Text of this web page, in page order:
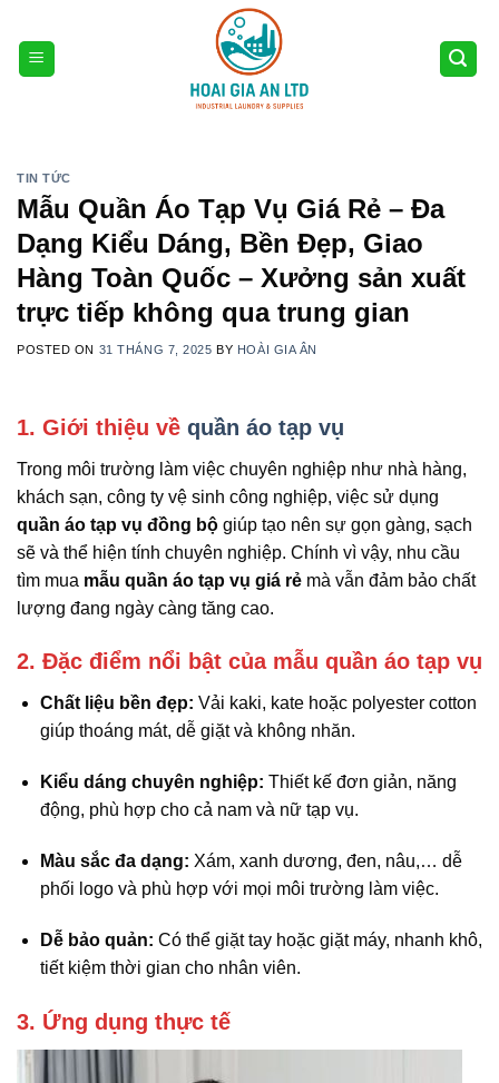
content
TIN TỨC
Mẫu Quần Áo Tạp Vụ Giá Rẻ – Đa
Dạng Kiểu Dáng, Bền Đẹp, Giao
Hàng Toàn Quốc – Xưởng sản xuất
trực tiếp không qua trung gian
POSTED ON 31 THÁNG 7, 2025 BY HOÀI GIA ÂN
1. Giới thiệu về quần áo tạp vụ
Trong môi trường làm việc chuyên nghiệp như nhà hàng,
khách sạn, công ty vệ sinh công nghiệp, việc sử dụng
quần áo tạp vụ đồng bộ giúp tạo nên sự gọn gàng, sạch
sẽ và thể hiện tính chuyên nghiệp. Chính vì vậy, nhu cầu
tìm mua mẫu quần áo tạp vụ giá rẻ mà vẫn đảm bảo chất
lượng đang ngày càng tăng cao.
2. Đặc điểm nổi bật của mẫu quần áo tạp vụ
Chất liệu bền đẹp: Vải kaki, kate hoặc polyester cotton
giúp thoáng mát, dễ giặt và không nhăn.
Kiểu dáng chuyên nghiệp: Thiết kế đơn giản, năng
động, phù hợp cho cả nam và nữ tạp vụ.
Màu sắc đa dạng: Xám, xanh dương, đen, nâu,… dễ
phối logo và phù hợp với mọi môi trường làm việc.
Dễ bảo quản: Có thể giặt tay hoặc giặt máy, nhanh khô,
tiết kiệm thời gian cho nhân viên.
3. Ứng dụng thực tế